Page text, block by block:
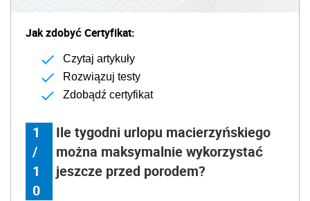
Jak zdobyć Certyfikat:
Czytaj artykuły
Rozwiązuj testy
Zdobądź certyfikat
1
/
1
0
Ile tygodni urlopu macierzyńskiego
można maksymalnie wykorzystać
jeszcze przed porodem?